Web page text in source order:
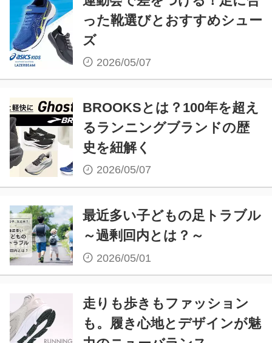
った靴選びとおすすめシュー
ズ
2026/05/07
BROOKSとは？100年を超え
るランニングブランドの歴
史を紐解く
2026/05/07
最近多い子どもの足トラブル
～過剰回内とは？～
2026/05/01
走りも歩きもファッション
も。履き心地とデザインが魅